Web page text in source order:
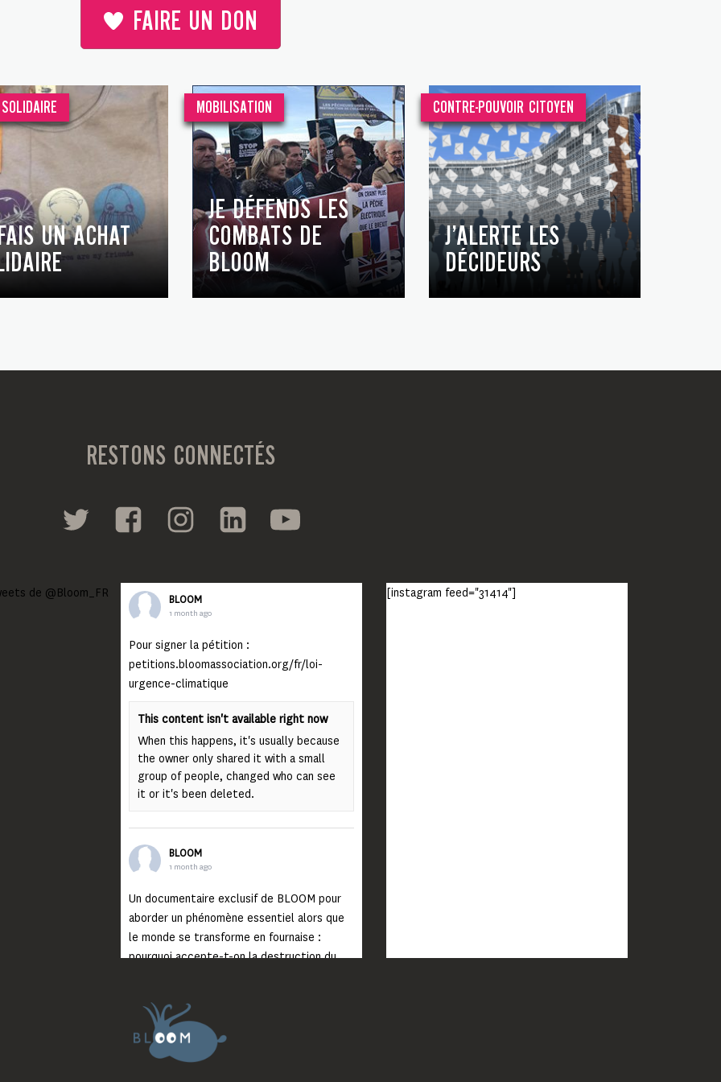
FAIRE UN DON
UN ACHAT
MOBILISATION
JE DÉFENDS LES
COMBATS DE
BLOOM
CONTRE-POUVOIR CITOYEN
J’ALERTE LES
DÉCIDEURS
RESTONS CONNECTÉS
de @Bloom_FR BLOOM
1 month ago
Pour signer la pétition :
petitions.bloomassociation.org/fr/loi-
urgence-climatique
This content isn't available right now
When this happens, it's usually because
the owner only shared it with a small
group of people, changed who can see
it or it's been deleted.
BLOOM
1 month ago
Un documentaire exclusif de BLOOM pour
aborder un phénomène essentiel alors que
le monde se transforme en fournaise :
pourquoi accepte-t-on la destruction du
Lisez jusqu’au bout et rendez-vous sur
notre chaîne Youtube (lien en bio) pour
découvrir un film qui génèrera deux choses
importantes : des conversations
[instagram feed="31414"]